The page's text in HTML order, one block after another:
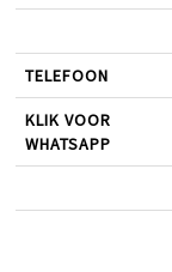
TELEFOON
KLIK VOOR
WHATSAPP